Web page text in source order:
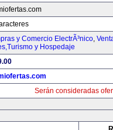
y Comercio ElectrÃ³nico,
y Hospedaje
Serán consideradas